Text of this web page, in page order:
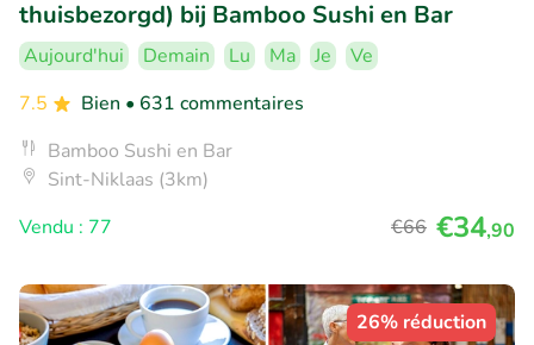
thuisbezorgd) bij Bamboo Sushi en Bar
Aujourd'hui Demain Lu Ma Je
Ve
7.5
Bien • 631 commentaires
Bamboo Sushi en Bar
Sint-Niklaas (3km)
Vendu : 77
€66 €34,90
26% réduction